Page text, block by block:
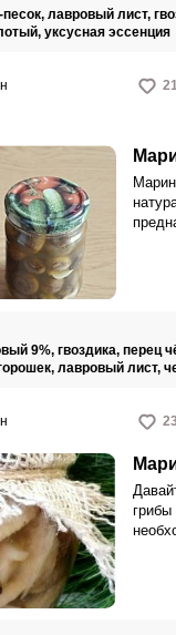
лавровый лист,
уксусная эссенция
9%, гвоздика, перец
лавровый лист,
грибы